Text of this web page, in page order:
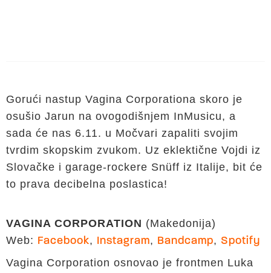
Gorući nastup Vagina Corporationa skoro je
osušio Jarun na ovogodišnjem InMusicu, a
sada će nas 6.11. u Močvari zapaliti svojim
tvrdim skopskim zvukom. Uz eklektične Vojdi iz
Slovačke i garage-rockere Snüff iz Italije, bit će
to prava decibelna poslastica!
VAGINA CORPORATION (Makedonija)
Web: Facebook, Instagram, Bandcamp, Spotify
Vagina Corporation osnovao je frontmen Luka